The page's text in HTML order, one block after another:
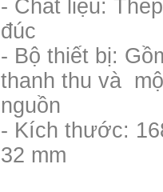
- Chất liệu:
đúc
- Bộ thiết bị:
thanh thu và
nguồn
- Kích thước:
32 mm